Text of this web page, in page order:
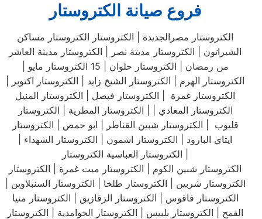
فروع صيانة الكتروستار
الكتروستار مصرالجديدة | الكتروستار الكتروستار مساكن
الشيراتون | الكتروستار مديتة نصر | الكتروستار مدينة العاشر
من رمضان | الكتروستار حلوان | 15 الكتروستار مايو |
الكتروستار الهرم | الكتروستار الشيخ زايد | الكتروستار اكتوبر |
الكتروستار غمرة | الكتروستار فيصل | الكتروستار المنيل
الكتروستار المعادي | | الكتروستار المطرية | الكتروستار
قليوب | الكتروستار شبين القناطر | ابو حمص | الكتروستار
ايتاي البارود | الكتروستار اشمون | الكتروستار الشهداء |
الكتروستار شبين الكوم | الكتروستار ميت غمرة | الكتروستار
الكتروستار شربين | الكتروستار طلخا | الكتروستار السنبلاوين |
الكتروستار فاقوس | الكتروستار الزقازيق | الكتروستار منيا
القمح | الكتروستار بلبيس | الكتروستار الحوامدية | الكتروستار